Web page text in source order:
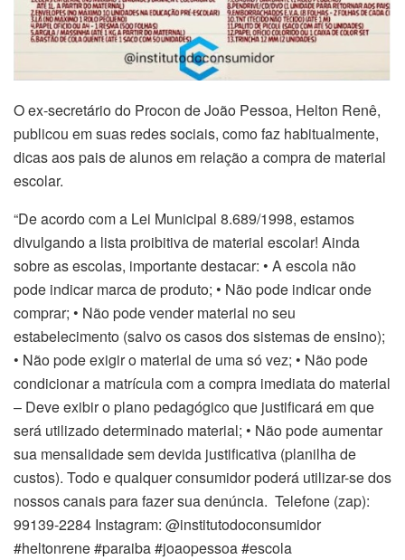
O ex-secretário do Procon de João Pessoa, Helton Renê,
publicou em suas redes sociais, como faz habitualmente,
dicas aos pais de alunos em relação a compra de material
escolar.
“De acordo com a Lei Municipal 8.689/1998, estamos
divulgando a lista proibitiva de material escolar! Ainda
sobre as escolas, importante destacar: • A escola não
pode indicar marca de produto; • Não pode indicar onde
comprar; • Não pode vender material no seu
estabelecimento (salvo os casos dos sistemas de ensino);
• Não pode exigir o material de uma só vez; • Não pode
condicionar a matrícula com a compra imediata do material
– Deve exibir o plano pedagógico que justificará em que
será utilizado determinado material; • Não pode aumentar
sua mensalidade sem devida justificativa (planilha de
custos). Todo e qualquer consumidor poderá utilizar-se dos
nossos canais para fazer sua denúncia. Telefone (zap):
99139-2284 Instagram: @institutodoconsumidor
#heltonrene #paraiba #joaopessoa #escola